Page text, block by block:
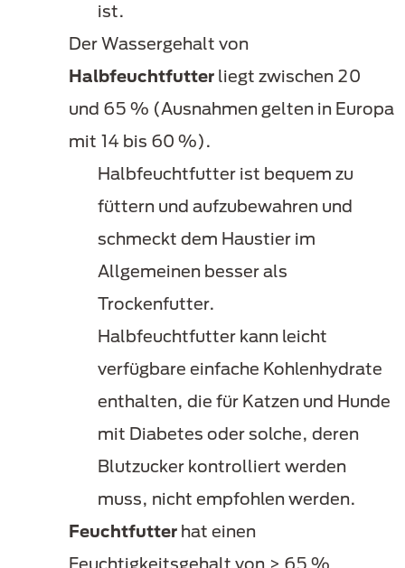
ist.
Der Wassergehalt von
Halbfeuchtfutter liegt zwischen 20
und 65 % (Ausnahmen gelten in Europa
mit 14 bis 60 %).
Halbfeuchtfutter ist bequem zu
füttern und aufzubewahren und
schmeckt dem Haustier im
Allgemeinen besser als
Trockenfutter.
Halbfeuchtfutter kann leicht
verfügbare einfache Kohlenhydrate
enthalten, die für Katzen und Hunde
mit Diabetes oder solche, deren
Blutzucker kontrolliert werden
muss, nicht empfohlen werden.
Feuchtfutter hat einen
Feuchtigkeitsgehalt von ≥ 65 %